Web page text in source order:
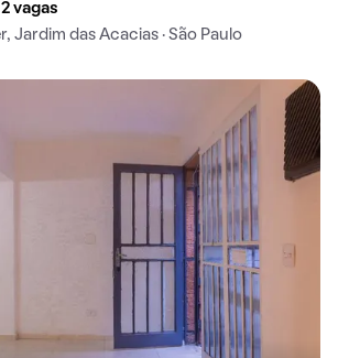
2 vagas
Jardim das Acacias · São Paulo